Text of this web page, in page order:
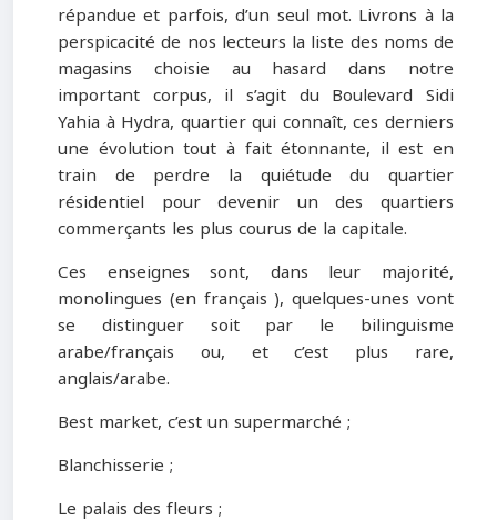
répandue et parfois, d’un seul mot. Livrons à la
perspicacité de nos lecteurs la liste des noms de
magasins choisie au hasard dans notre
important corpus, il s’agit du Boulevard Sidi
Yahia à Hydra, quartier qui connaît, ces derniers
une évolution tout à fait étonnante, il est en
train de perdre la quiétude du quartier
résidentiel pour devenir un des quartiers
commerçants les plus courus de la capitale.
Ces enseignes sont, dans leur majorité,
monolingues (en français ), quelques-unes vont
se distinguer soit par le bilinguisme
arabe/français ou, et c’est plus rare,
anglais/arabe.
Best market, c’est un supermarché ;
Blanchisserie ;
Le palais des fleurs ;